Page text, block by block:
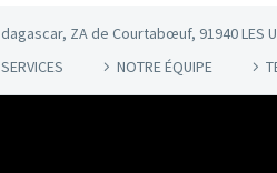
ZA de Courtabœuf, 91940 LES
SERVICES NOTRE ÉQUIPE